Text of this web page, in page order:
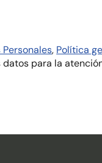
, Política
datos para la